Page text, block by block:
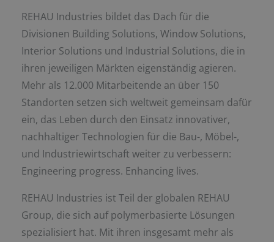
REHAU Industries bildet das Dach für die
Divisionen Building Solutions, Window Solutions,
Interior Solutions und Industrial Solutions, die in
ihren jeweiligen Märkten eigenständig agieren.
Mehr als 12.000 Mitarbeitende an über 150
Standorten setzen sich weltweit gemeinsam dafür
ein, das Leben durch den Einsatz innovativer,
nachhaltiger Technologien für die Bau-, Möbel-,
und Industriewirtschaft weiter zu verbessern:
Engineering progress. Enhancing lives.
REHAU Industries ist Teil der globalen REHAU
Group, die sich auf polymerbasierte Lösungen
spezialisiert hat. Mit ihren insgesamt mehr als